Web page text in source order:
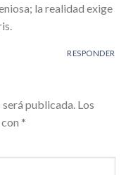
la realidad exige
RESPONDER
publicada. Los
*